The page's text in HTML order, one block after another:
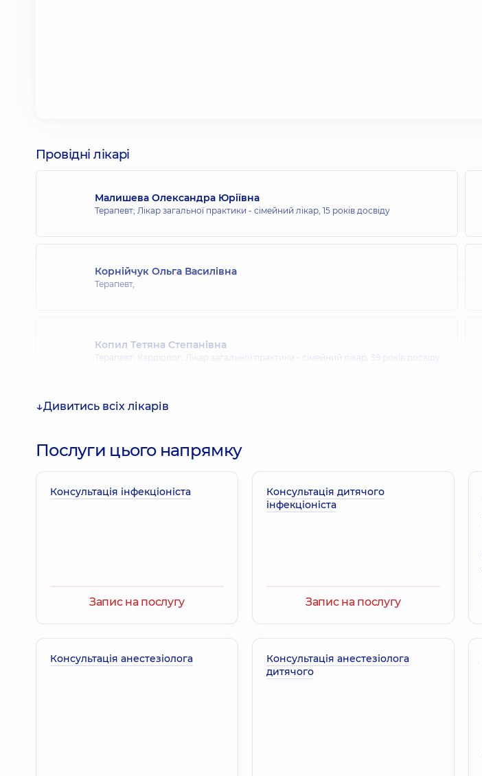
Провідні лікарі
Малишева Олександра Юріївна
Терапевт; Лікар загальної практики - сімейний лікар, 15 років досвіду
Корнійчук Ольга Василівна
Терапевт,
Копил Тетяна Степанівна
Терапевт; Кардіолог; Лікар загальної практики - сімейний лікар, 39 років досвіду
Король Ірина Євгеніївна
Терапевт; Лікар загальної практики - сімейний лікар; Педіатр,
Лавріненко Владислава Володимирівна
Дивитись всіх лікарів
Послуги цього напрямку
Консультація інфекціоніста
Запис на послугу
Консультація дитячого
інфекціоніста
Запис на послугу
Консультація анестезіолога
Консультація анестезіолога
дитячого